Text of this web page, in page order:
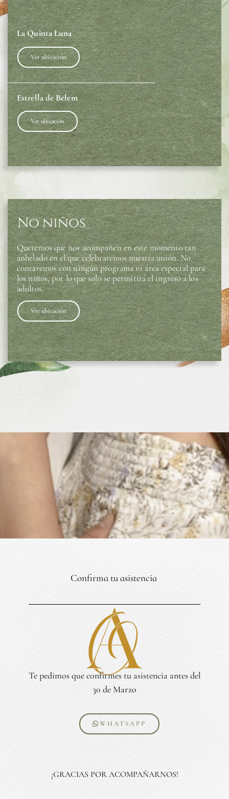
La Quinta Luna
Ver ubicación
Ver ubicación
Estrella de Belem
No niños
Queremos que nos acompañen en este momento tan
anhelado en el que celebraremos nuestra unión. No
contaremos con ningún programa ni área especial para
los niños, por lo que solo se permitirá el ingreso a los
adultos.
Ver ubicación
Confirma tu asistencia
Te pedimos que confirmes tu asistencia antes del
30 de Marzo
WHATSAPP
¡GRACIAS POR ACOMPAÑARNOS!